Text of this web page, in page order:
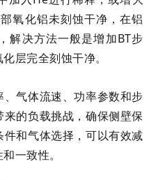
氧化铝未刻蚀干净，在铝
解决方法一般是增加BT步
层完全刻蚀干净。
气体流速、功率参数和步
的负载挑战，确保侧壁保
和气体选择，可以有效减
一致性。